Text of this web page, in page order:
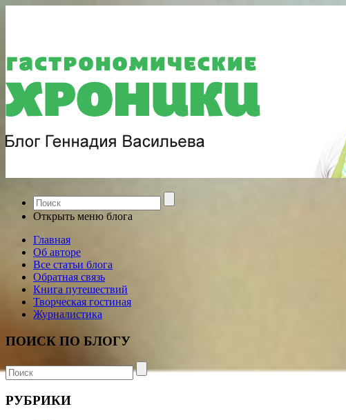
Открыть меню блога
Главная
Об авторе
Все статьи блога
Обратная связь
Книга путешествий
Творческая гостиная
Журналистика
ПОИСК ПО БЛОГУ
РУБРИКИ